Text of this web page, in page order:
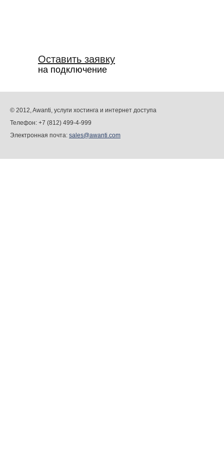
Оставить заявку
на подключение
© 2012, Awanti, услуги хостинга и интернет доступа
Телефон: +7 (812) 499-4-999
Электронная почта: sales@awanti.com